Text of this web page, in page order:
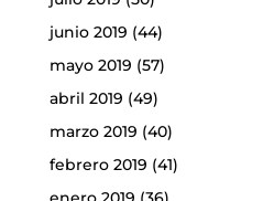
junio 2019 (44)
mayo 2019 (57)
abril 2019 (49)
marzo 2019 (40)
febrero 2019 (41)